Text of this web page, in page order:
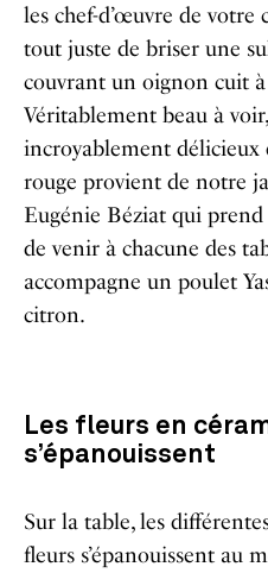
les chef-d’œuvre de votre
tout juste de briser une
couvrant un oignon cuit
Véritablement beau à voir,
incroyablement délicieux
rouge provient de notre
Eugénie Béziat qui
de venir à chacune des
accompagne un poulet
citron.
Les fleurs en
s’épanouissent
Sur la table, les
fleurs s’épanouissent au